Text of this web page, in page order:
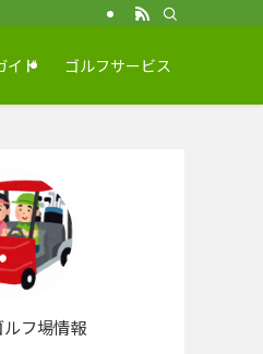
イド ゴルフサービス
フ場情報